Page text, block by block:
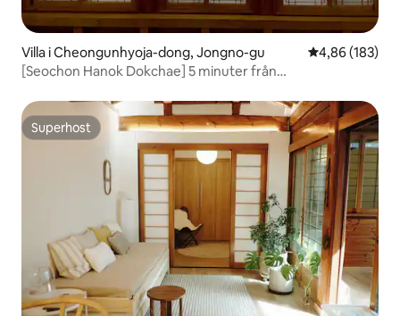
Villa i Cheongunhyoja-dong, Jongno-gu 4,86 av 5 i
4,86 (183)
[Seochon Hanok Dokchae] 5 minuter från
O, Parking O
Superhost
Superhost